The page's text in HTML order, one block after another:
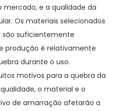
e a qualidade da
Os materiais selecionados
são suficientemente
produção é relativamente
durante o uso.
motivos para a quebra da
o material e o
de amarração afetarão a